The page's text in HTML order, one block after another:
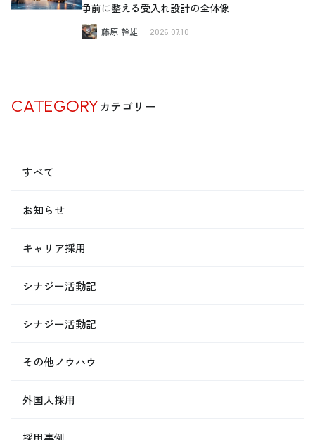
争前に整える受入れ設計の全体像
藤原 幹雄 2026.07.10
CATEGORYカテゴリー
すべて
お知らせ
キャリア採用
シナジー活動記
シナジー活動記
その他ノウハウ
外国人採用